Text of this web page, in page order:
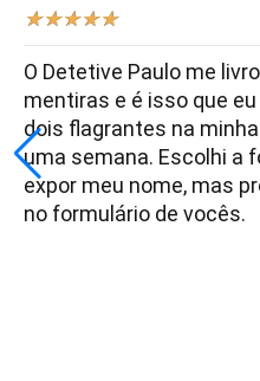
★★★★★
O Detetive Paulo me
mentiras e é isso que
dois flagrantes na
uma semana. Escolhi a
expor meu nome, mas
no formulário de vocês.